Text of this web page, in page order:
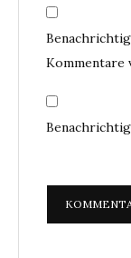
Kommentare